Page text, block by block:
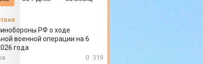
РФ о ходе
военной операции на 6
года
0 319